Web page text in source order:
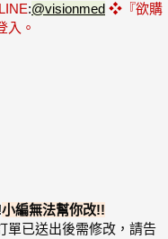
:@visionmed ❖『欲購
入 。
小編無法幫你改!!
單已送出後需修改，請告